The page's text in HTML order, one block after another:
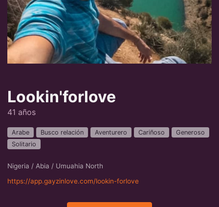
Lookin'forlove
41 años
Arabe Busco relación Aventurero Cariñoso
Generoso
Solitario
Nigeria / Abia / Umuahia North
https://app.gayzinlove.com/lookin-forlove